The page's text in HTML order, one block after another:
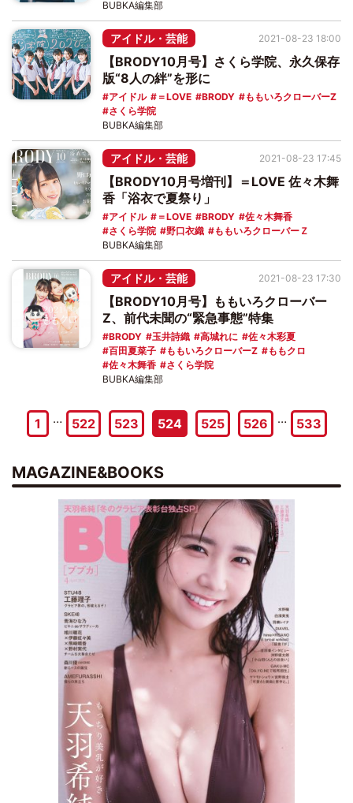
BUBKA編集部
アイドル・芸能
【BRODY10月号】さくら学院、永久保存
版“8人の絆”を形に
アイドル ＝LOVE BRODY
ももいろクローバーZ
さくら学院
2021-08-23 18:00
BUBKA編集部
アイドル・芸能
【BRODY10月号増刊】＝LOVE 佐々木舞
香「浴衣で夏祭り」
アイドル ＝LOVE BRODY
佐々木舞香
さくら学院
野口衣織 ももいろクローバーＺ
2021-08-23 17:45
BUBKA編集部
アイドル・芸能
【BRODY10月号】ももいろクローバー
Z、前代未聞の“緊急事態”特集
BRODY 玉井詩織 高城れに
佐々木彩夏
百田夏菜子
ももいろクローバーZ
ももクロ
佐々木舞香
さくら学院
2021-08-23 17:30
BUBKA編集部
1 … 522 523 524 525 526 … 533
MAGAZINE&BOOKS